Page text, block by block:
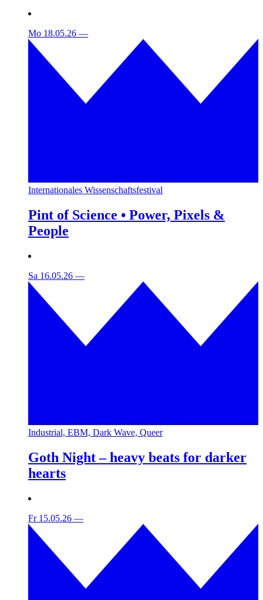
Mo 18.05.26 —
Internationales Wissenschaftsfestival
Pint of Science • Power, Pixels &
People
Sa 16.05.26 —
Industrial, EBM, Dark Wave, Queer
Goth Night – heavy beats for darker
hearts
Fr 15.05.26 —